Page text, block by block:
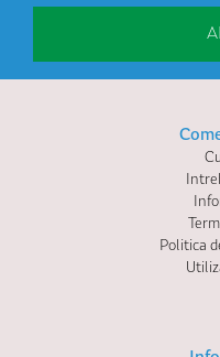
Politica